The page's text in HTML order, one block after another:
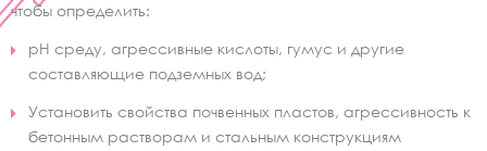
чтобы определить:
рН среду, агрессивные кислоты, гумус и другие
составляющие подземных вод;
Установить свойства почвенных пластов, агрессивность к
бетонным растворам и стальным конструкциям